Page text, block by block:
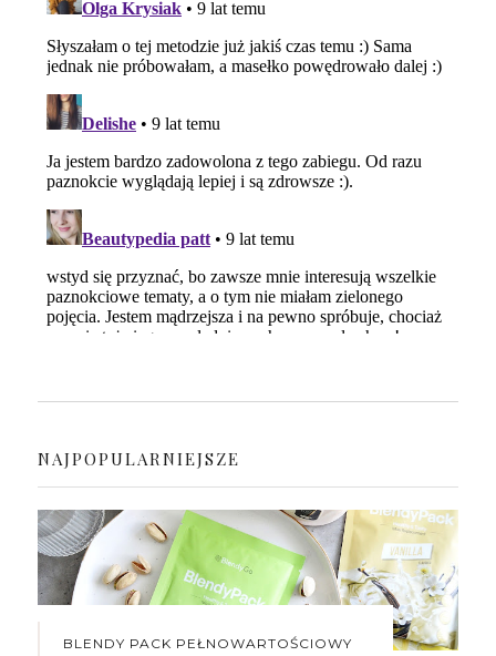
NAJPOPULARNIEJSZE
BLENDY PACK PEŁNOWARTOŚCIOWY